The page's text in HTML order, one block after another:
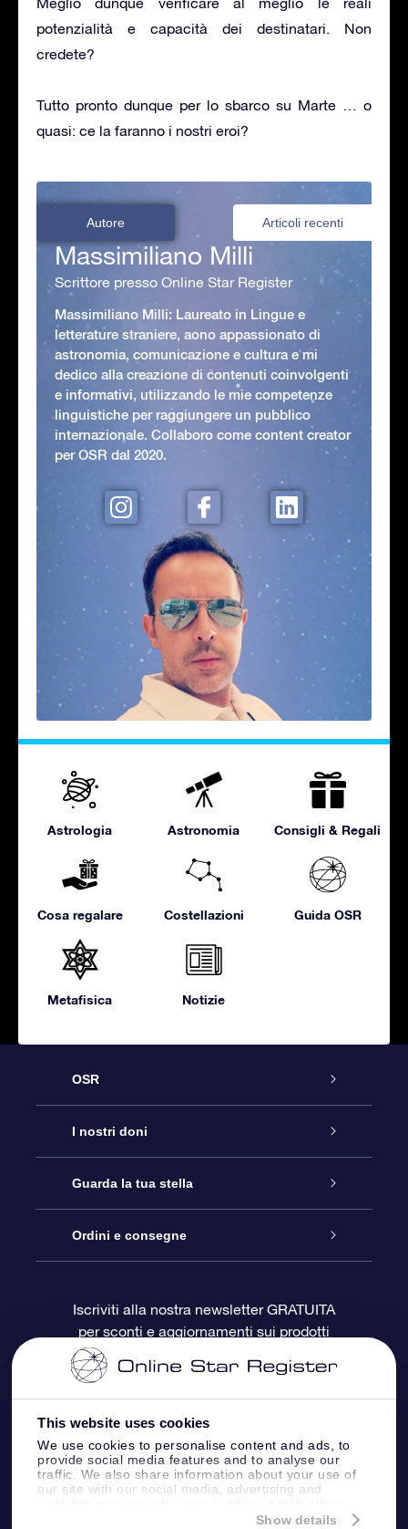
This website uses cookies
We use cookies to personalise content and ads, to
provide social media features and to analyse our
traffic. We also share information about your use of
our site with our social media, advertising and
information that you’ve provided to them or that
Show details
potenzialità e capacità dei destinatari. Non
credete?
Tutto pronto dunque per lo sbarco su Marte … o
quasi: ce la faranno i nostri eroi?
Autore Articoli recenti
Massimiliano Milli
Scrittore presso Online Star Register
Massimiliano Milli: Laureato in Lingue e
letterature straniere, aono appassionato di
astronomia, comunicazione e cultura e mi
dedico alla creazione di contenuti coinvolgenti
e informativi, utilizzando le mie competenze
linguistiche per raggiungere un pubblico
internazionale. Collaboro come content creator
per OSR dal 2020.
Astrologia Astronomia Consigli & Regali
Cosa regalare Costellazioni Guida OSR
Metafisica Notizie
OSR
Assistenza
Contattaci
Blog
OSR Recensioni
I nostri doni
Online Star Gift
Pacchetto regalo OSR
Gift Card OSR
Doni aziendali
Guarda la tua stella
Registro stellare
Star Page personalizzata
One Million Stars
OSR Starsaver
App VR ‘Fly me to the stars’
Ordini e consegne
Informazioni di Pagamento
Politica di reso
Costellazioni
Iscriviti alla nostra newsletter GRATUITA
per sconti e aggiornamenti sui prodotti